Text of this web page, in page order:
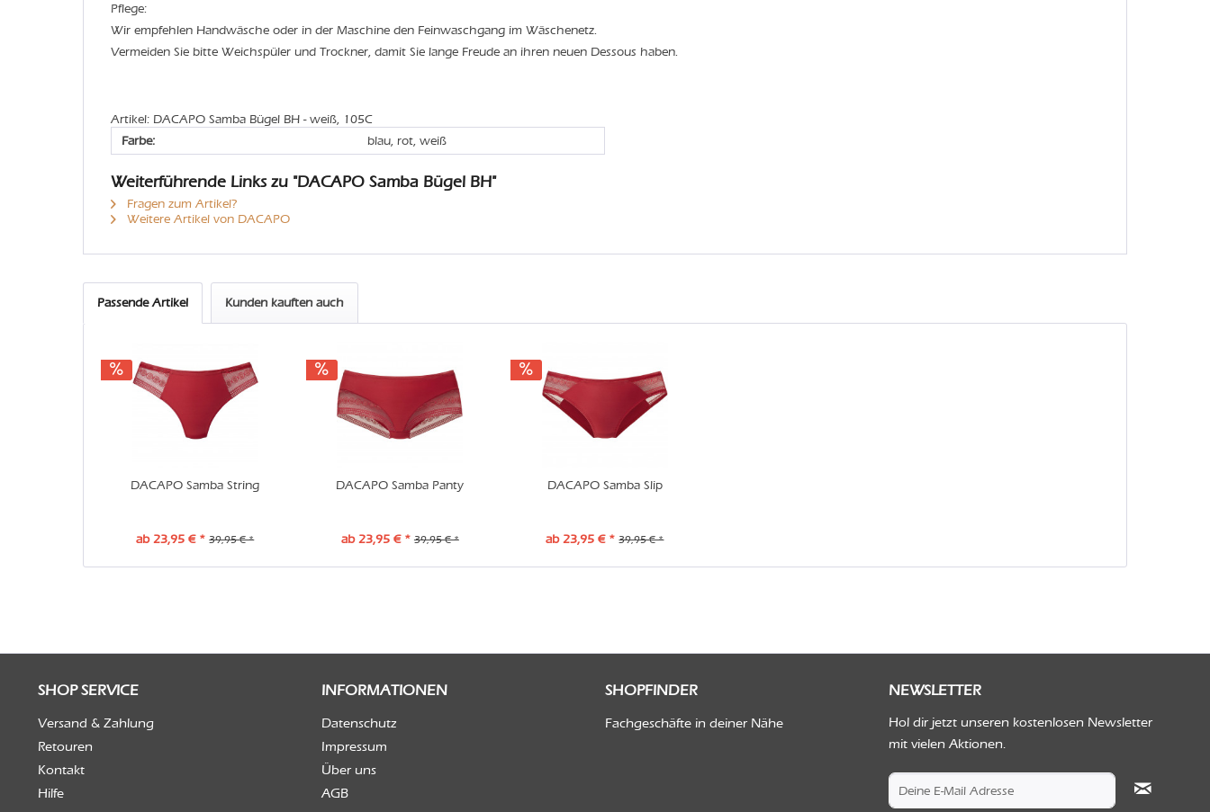
Pflege:
Wir empfehlen Handwäsche oder in der Maschine den Feinwaschgang im Wäschenetz.
Vermeiden Sie bitte Weichspüler und Trockner, damit Sie lange Freude an ihren neuen Dessous haben.
Artikel: DACAPO Samba Bügel BH - weiß, 105C
Farbe:
blau, rot, weiß
Weiterführende Links zu "DACAPO Samba Bügel BH"
Fragen zum Artikel?
Weitere Artikel von DACAPO
Passende Artikel Kunden kauften auch
DACAPO Samba String
ab 23,95 € * 39,95 € *
DACAPO Samba Panty
ab 23,95 € * 39,95 € *
DACAPO Samba Slip
ab 23,95 € * 39,95 € *
SHOP SERVICE
Versand & Zahlung
Retouren
Kontakt
Hilfe
INFORMATIONEN
Datenschutz
Impressum
Über uns
AGB
SHOPFINDER
Fachgeschäfte in deiner Nähe
NEWSLETTER
Hol dir jetzt unseren kostenlosen Newsletter
mit vielen Aktionen.